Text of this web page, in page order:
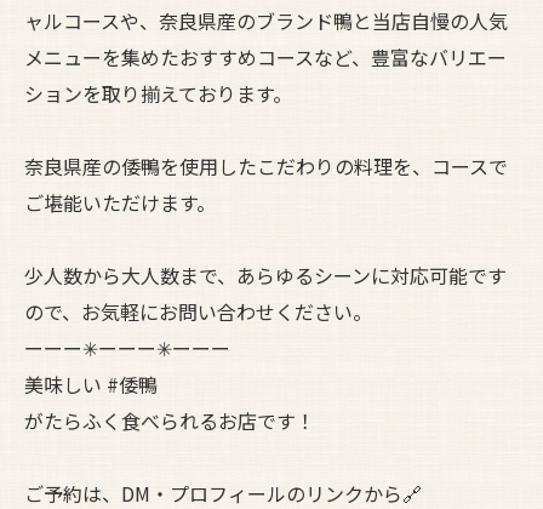
ャルコースや、奈良県産のブランド鴨と当店自慢の人気
メニューを集めたおすすめコースなど、豊富なバリエー
ションを取り揃えております。
奈良県産の倭鴨を使用したこだわりの料理を、コースで
ご堪能いただけます。
少人数から大人数まで、あらゆるシーンに対応可能です
ので、お気軽にお問い合わせください。
ーーー✳︎ーーー✳︎ーーー
美味しい #倭鴨
がたらふく食べられるお店です！
ご予約は、DM・プロフィールのリンクから🔗